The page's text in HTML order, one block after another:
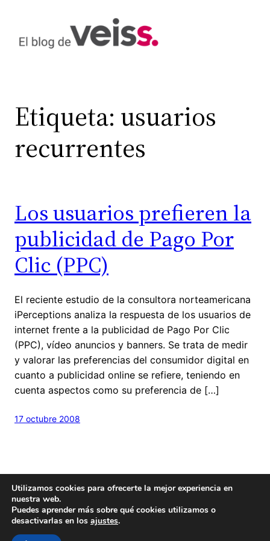
contenido
Etiqueta: usuarios
recurrentes
Los usuarios prefieren la
publicidad de Pago Por
Clic (PPC)
El reciente estudio de la consultora norteamericana
iPerceptions analiza la respuesta de los usuarios de
internet frente a la publicidad de Pago Por Clic
(PPC), vídeo anuncios y banners. Se trata de medir
y valorar las preferencias del consumidor digital en
cuanto a publicidad online se refiere, teniendo en
cuenta aspectos como su preferencia de […]
17 octubre 2008
Hecho concariñoy un poquito de
Este blog es
Utilizamos cookies para ofrecerte la mejor experiencia en
nuestra web.
Puedes aprender más sobre qué cookies utilizamos o
desactivarlas en los ajustes.